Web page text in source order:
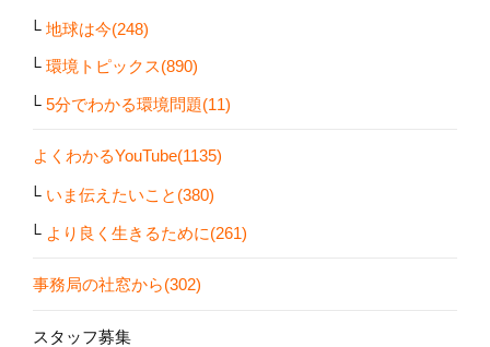
地球は今(248)
環境トピックス(890)
5分でわかる環境問題(11)
よくわかるYouTube(1135)
いま伝えたいこと(380)
より良く生きるために(261)
事務局の社窓から(302)
スタッフ募集